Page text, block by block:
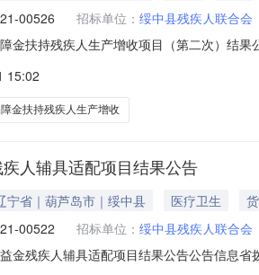
00526 招标单位： 绥中县残疾人联合会
金扶持残疾人生产增收项目（第二次）结
拨就业保障金扶持残疾人生产增收项目供
15:02
金扶持残疾人生产增收
人辅具适配项目结果公告
宁省｜葫芦岛市｜绥中县 医疗卫生
00522 招标单位： 绥中县残疾人联合会
金残疾人辅具适配项目结果公告公告信息